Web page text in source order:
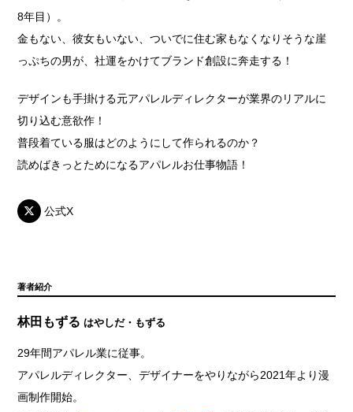
8年目）。
金もない、彼女もいない、ついでに住む家もなくなりそうな崖
っぷちの男が、社運をかけてブランド創設に奔走する！
デザインも手掛ける元アパレルディレクターが業界のリアルに
切り込む意欲作！
普段着ている服はどのようにして作られるのか？
読めばきっとためになるアパレルお仕事物語！
公式X
著者紹介
林田もずる はやしだ・もずる
29年間アパレル業に従事。
アパレルディレクター、デザイナーをやりながら2021年より漫
画制作開始。